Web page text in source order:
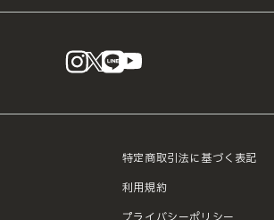
instagram
X LINE
特定商取引法に基づく表記
利用規約
プライバシーポリシー